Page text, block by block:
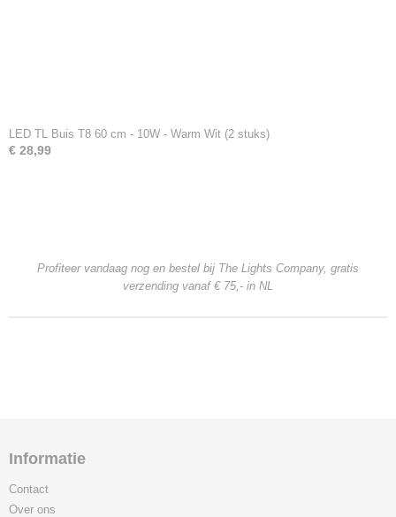
LED TL Buis T8 60 cm - 10W - Warm Wit (2 stuks)
€ 28,99
Profiteer vandaag nog en bestel bij The Lights Company, gratis
verzending vanaf € 75,- in NL
Informatie
Contact
Over ons